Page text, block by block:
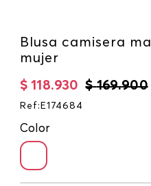
Blusa camisera
mujer
$ 169.900
$ 118.930
Ref : E174684
Color